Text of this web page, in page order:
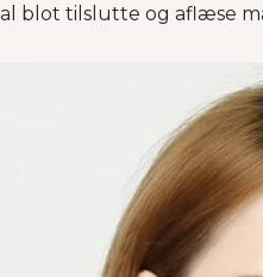
blot tilslutte og aflæse